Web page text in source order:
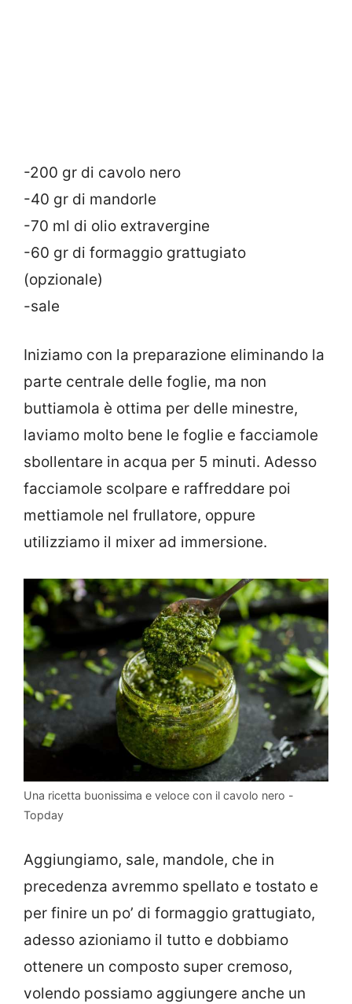
-200 gr di cavolo nero
-40 gr di mandorle
-70 ml di olio extravergine
-60 gr di formaggio grattugiato
(opzionale)
-sale
Iniziamo con la preparazione eliminando la
parte centrale delle foglie, ma non
buttiamola è ottima per delle minestre,
laviamo molto bene le foglie e facciamole
sbollentare in acqua per 5 minuti. Adesso
facciamole scolpare e raffreddare poi
mettiamole nel frullatore, oppure
utilizziamo il mixer ad immersione.
Una ricetta buonissima e veloce con il cavolo nero -
Topday
Aggiungiamo, sale, mandole, che in
precedenza avremmo spellato e tostato e
per finire un po’ di formaggio grattugiato,
adesso azioniamo il tutto e dobbiamo
ottenere un composto super cremoso,
volendo possiamo aggiungere anche un